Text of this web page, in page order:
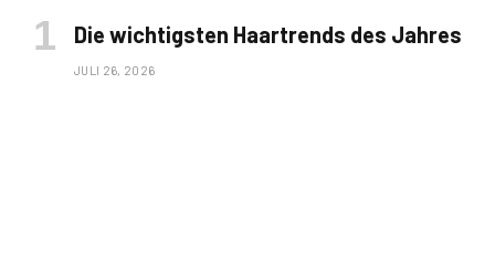
Die wichtigsten Haartrends des Jahres
JULI 26, 2026